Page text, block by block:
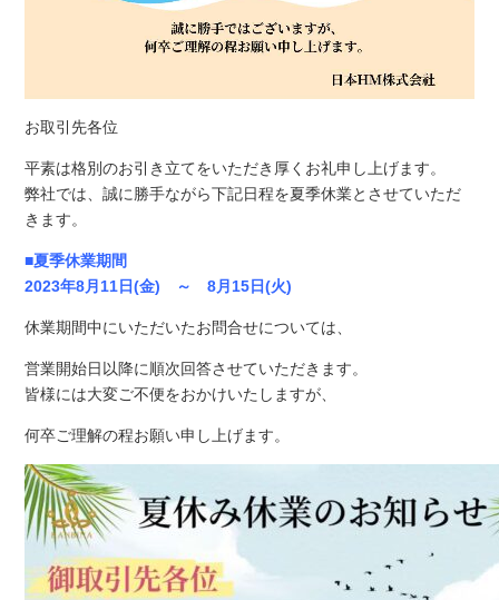
お取引先各位
平素は格別のお引き立てをいただき厚くお礼申し上げます。
弊社では、誠に勝手ながら下記日程を夏季休業とさせていただ
きます。
■夏季休業期間
2023年8月11日(金) ～ 8月15日(火)
休業期間中にいただいたお問合せについては、
営業開始日以降に順次回答させていただきます。
皆様には大変ご不便をおかけいたしますが、
何卒ご理解の程お願い申し上げます。